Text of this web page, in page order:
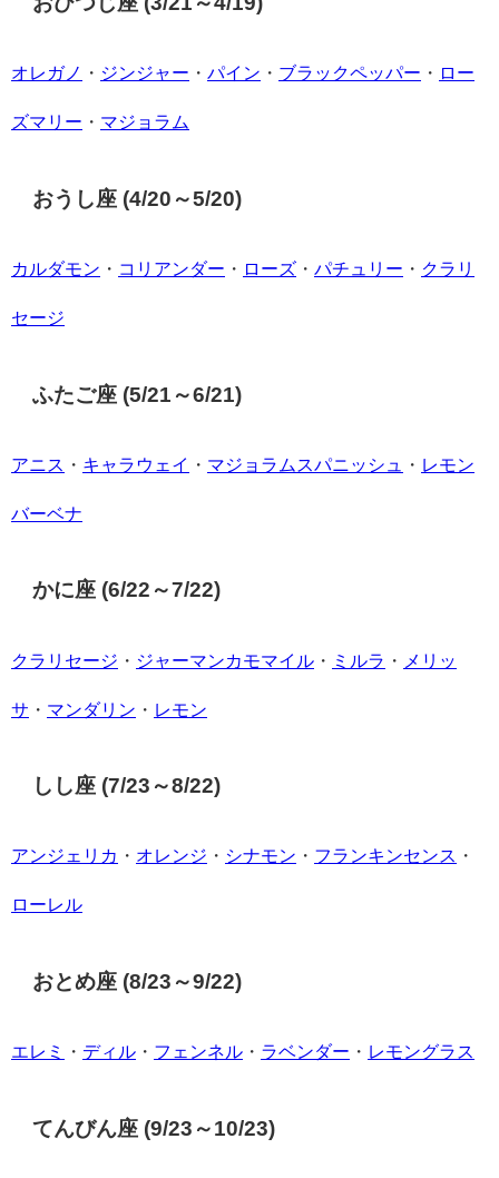
オレガノ ・ ジンジャー ・ パイン ・ ブラックペッパー ・ ロー
ズマリー ・ マジョラム
おうし座 (4/20～5/20)
カルダモン ・ コリアンダー ・ ローズ ・ パチュリー ・ クラリ
セージ
ふたご座 (5/21～6/21)
アニス ・ キャラウェイ ・ マジョラムスパニッシュ ・ レモン
バーベナ
かに座 (6/22～7/22)
クラリセージ ・ ジャーマンカモマイル ・ ミルラ ・ メリッ
サ ・ マンダリン ・ レモン
しし座 (7/23～8/22)
アンジェリカ ・ オレンジ ・ シナモン ・ フランキンセンス ・
ローレル
おとめ座 (8/23～9/22)
エレミ ・ ディル ・ フェンネル ・ ラベンダー ・ レモングラス
てんびん座 (9/23～10/23)